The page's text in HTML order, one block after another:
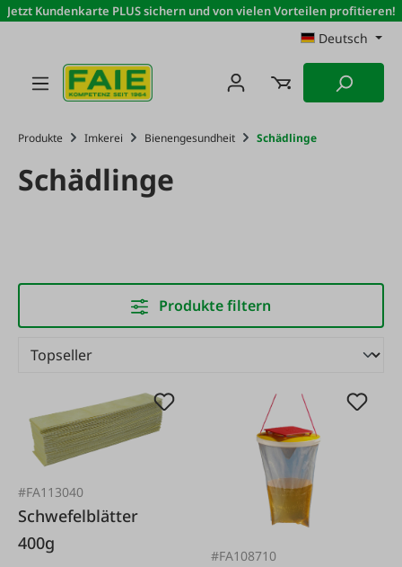
Zum Hauptinhalt springen
Jetzt Kundenkarte PLUS sichern und von vielen Vorteilen profitieren!
Deutsch
Produkte Imkerei Bienengesundheit Schädlinge
Schädlinge
Produkte filtern
#FA113040
Schwefelblätter
400g
#FA108710